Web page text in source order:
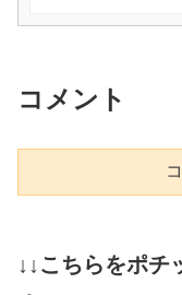
コメント
↓↓こちらをポチ